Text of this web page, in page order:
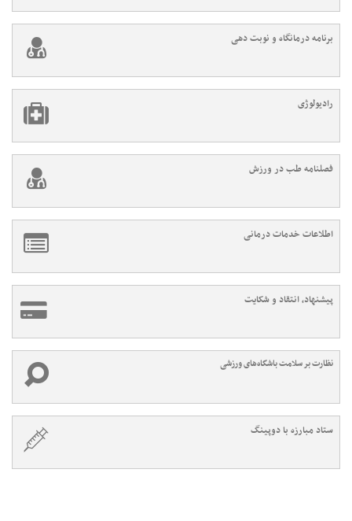
برنامه درمانگاه و نوبت دهی
رادیولوژی
فصلنامه طب در ورزش
اطلاعات خدمات درمانی
پیشنهاد، انتقاد و شکایت
نظارت بر سلامت باشگاه‌های ورزشی
ستاد مبارزه با دوپینگ